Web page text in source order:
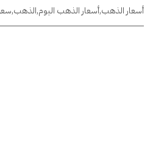
أسعار الذهب,أسعار الذهب اليوم,الذهب,